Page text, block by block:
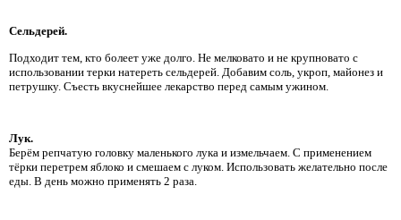
Сельдерей.
Подходит тем, кто болеет уже долго. Не мелковато и не крупновато с
использовании терки натереть сельдерей. Добавим соль, укроп, майонез и
петрушку. Съесть вкуснейшее лекарство перед самым ужином.
Лук.
Берём репчатую головку маленького лука и измельчаем. С применением
тёрки перетрем яблоко и смешаем с луком. Использовать желательно после
еды. В день можно применять 2 раза.